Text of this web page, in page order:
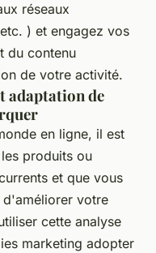
réseaux
) et engagez vos
du contenu
de votre activité.
adaptation de
en ligne, il est
produits ou
et que vous
d'améliorer votre
cette analyse
marketing adopter